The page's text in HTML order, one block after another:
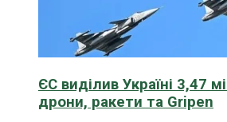
ЄС виділив Україні 3,47
дрони, ракети та Gripen